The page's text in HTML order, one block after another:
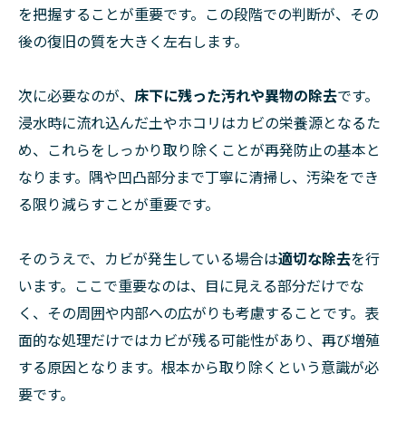
を把握することが重要です。この段階での判断が、その
後の復旧の質を大きく左右します。
次に必要なのが、 床下に残った汚れや異物の除去です。
浸水時に流れ込んだ土やホコリはカビの栄養源となるた
め、これらをしっかり取り除くことが再発防止の基本と
なります。隅や凹凸部分まで丁寧に清掃し、汚染をでき
る限り減らすことが重要です。
そのうえで、カビが発生している場合は適切な除去を行
います。ここで重要なのは、目に見える部分だけでな
く、その周囲や内部への広がりも考慮することです。表
面的な処理だけではカビが残る可能性があり、再び増殖
する原因となります。根本から取り除くという意識が必
要です。